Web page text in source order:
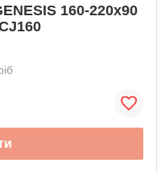
160-220х90